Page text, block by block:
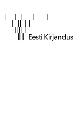
Main